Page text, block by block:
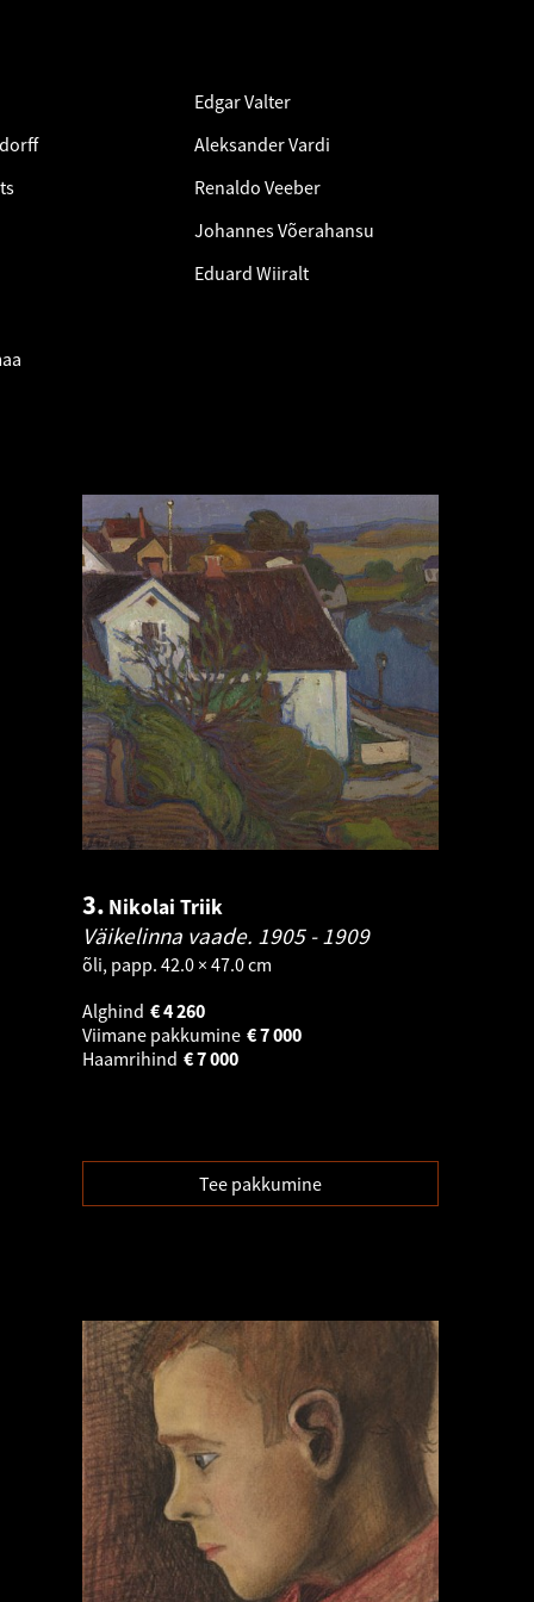
Edgar Valter
Aleksander Vardi
Renaldo Veeber
Johannes Võerahansu
Eduard Wiiralt
3. Nikolai Triik
Väikelinna vaade. 1905 - 1909
õli, papp. 42.0 × 47.0 cm
Alghind
4 260
€
Viimane pakkumine
7 000
€
Haamrihind
7 000
€
Tee pakkumine